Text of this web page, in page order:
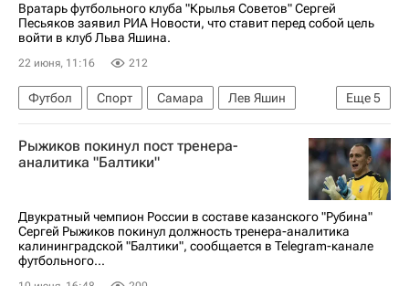
Вратарь футбольного клуба "Крылья Советов" Сергей
Песьяков заявил РИА Новости, что ставит перед собой цель
войти в клуб Льва Яшина.
22 июня, 11:16 212
Еще5
Футбол Спорт Самара
Лев Яшин
Сергей Песьяков
Александр Максименко
Крылья Советов
Спартак Москва Шинник
Рыжиков покинул пост тренера-
аналитика "Балтики"
Двукратный чемпион России в составе казанского "Рубина"
Сергей Рыжиков покинул должность тренера-аналитика
калининградской "Балтики", сообщается в Telegram-канале
футбольного...